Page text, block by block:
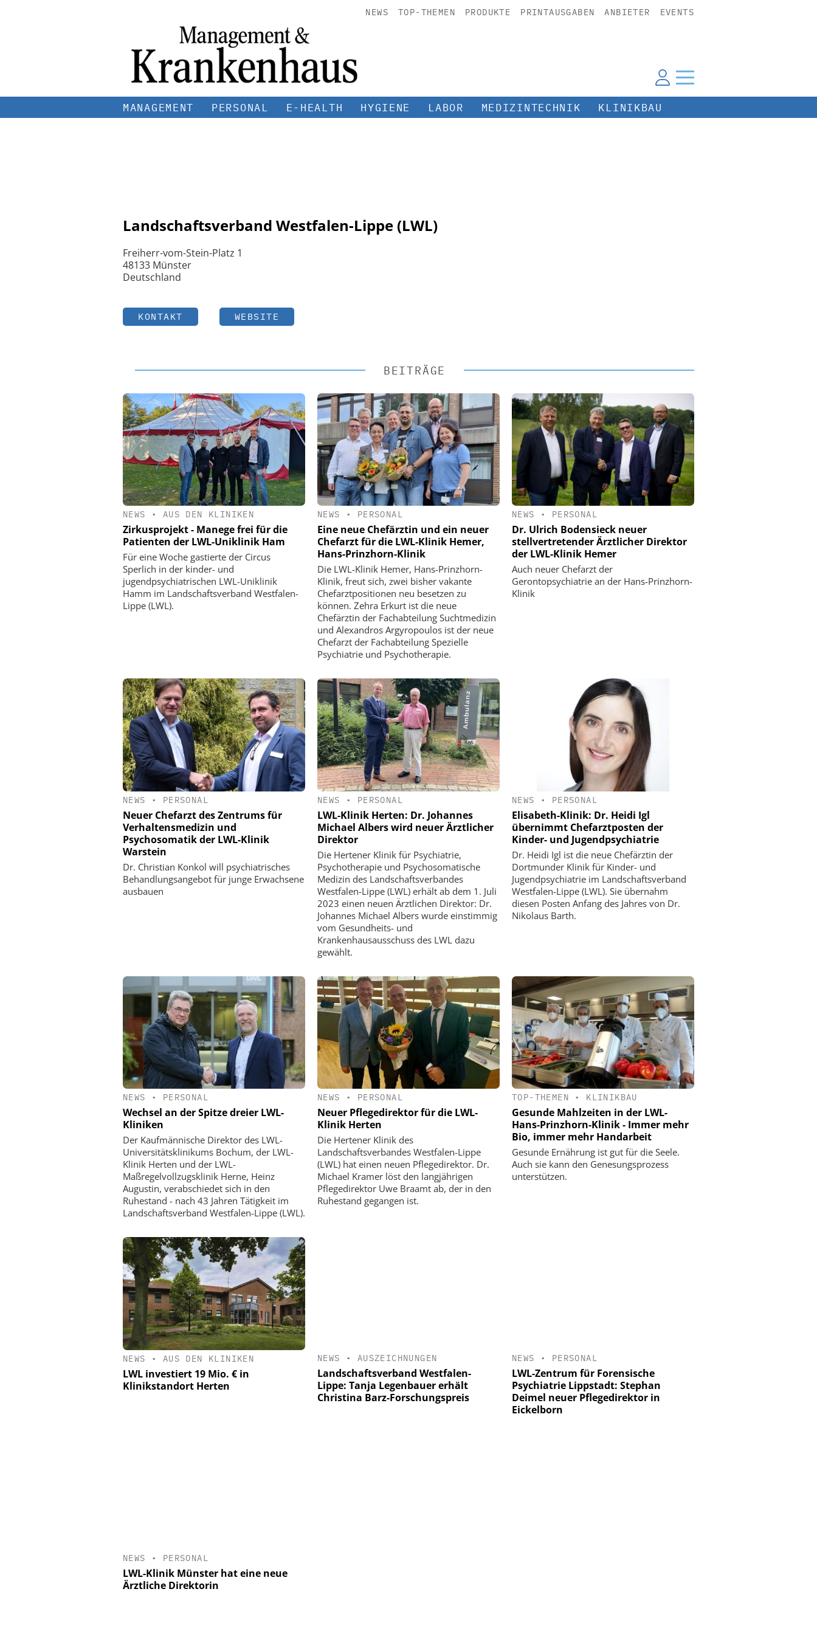
NEWS TOP-THEMEN PRODUKTE PRINTAUSGABEN ANBIETER EVENTS
MANAGEMENT PERSONAL E-HEALTH HYGIENE LABOR MEDIZINTECHNIK KLINIKBAU
Landschaftsverband Westfalen-Lippe (LWL)
Freiherr-vom-Stein-Platz 1
48133 Münster
Deutschland
KONTAKT WEBSITE
BEITRÄGE
NEWS • AUS DEN KLINIKEN
Zirkusprojekt - Manege frei für die
Patienten der LWL-Uniklinik Ham
Für eine Woche gastierte der Circus
Sperlich in der kinder- und
jugendpsychiatrischen LWL-Uniklinik
Hamm im Landschaftsverband Westfalen-
Lippe (LWL).
NEWS • PERSONAL
Eine neue Chefärztin und ein neuer
Chefarzt für die LWL-Klinik Hemer,
Hans-Prinzhorn-Klinik
Die LWL-Klinik Hemer, Hans-Prinzhorn-
Klinik, freut sich, zwei bisher vakante
Chefarztpositionen neu besetzen zu
können. Zehra Erkurt ist die neue
Chefärztin der Fachabteilung Suchtmedizin
und Alexandros Argyropoulos ist der neue
Chefarzt der Fachabteilung Spezielle
Psychiatrie und Psychotherapie.
NEWS • PERSONAL
Dr. Ulrich Bodensieck neuer
stellvertretender Ärztlicher Direktor
der LWL-Klinik Hemer
Auch neuer Chefarzt der
Gerontopsychiatrie an der Hans-Prinzhorn-
Klinik
NEWS • PERSONAL
Neuer Chefarzt des Zentrums für
Verhaltensmedizin und
Psychosomatik der LWL-Klinik
Warstein
Dr. Christian Konkol will psychiatrisches
Behandlungsangebot für junge Erwachsene
ausbauen
NEWS • PERSONAL
LWL-Klinik Herten: Dr. Johannes
Michael Albers wird neuer Ärztlicher
Direktor
Die Hertener Klinik für Psychiatrie,
Psychotherapie und Psychosomatische
Medizin des Landschaftsverbandes
Westfalen-Lippe (LWL) erhält ab dem 1. Juli
2023 einen neuen Ärztlichen Direktor: Dr.
Johannes Michael Albers wurde einstimmig
vom Gesundheits- und
Krankenhausausschuss des LWL dazu
gewählt.
NEWS • PERSONAL
Elisabeth-Klinik: Dr. Heidi Igl
übernimmt Chefarztposten der
Kinder- und Jugendpsychiatrie
Dr. Heidi Igl ist die neue Chefärztin der
Dortmunder Klinik für Kinder- und
Jugendpsychiatrie im Landschaftsverband
Westfalen-Lippe (LWL). Sie übernahm
diesen Posten Anfang des Jahres von Dr.
Nikolaus Barth.
NEWS • PERSONAL
Wechsel an der Spitze dreier LWL-
Kliniken
Der Kaufmännische Direktor des LWL-
Universitätsklinikums Bochum, der LWL-
Klinik Herten und der LWL-
Maßregelvollzugsklinik Herne, Heinz
Augustin, verabschiedet sich in den
Ruhestand - nach 43 Jahren Tätigkeit im
Landschaftsverband Westfalen-Lippe (LWL).
NEWS • PERSONAL
Neuer Pflegedirektor für die LWL-
Klinik Herten
Die Hertener Klinik des
Landschaftsverbandes Westfalen-Lippe
(LWL) hat einen neuen Pflegedirektor. Dr.
Michael Kramer löst den langjährigen
Pflegedirektor Uwe Braamt ab, der in den
Ruhestand gegangen ist.
TOP-THEMEN • KLINIKBAU
Gesunde Mahlzeiten in der LWL-
Hans-Prinzhorn-Klinik - Immer mehr
Bio, immer mehr Handarbeit
Gesunde Ernährung ist gut für die Seele.
Auch sie kann den Genesungsprozess
unterstützen.
NEWS • AUS DEN KLINIKEN
LWL investiert 19 Mio. € in
Klinikstandort Herten
NEWS • AUSZEICHNUNGEN
Landschaftsverband Westfalen-
Lippe: Tanja Legenbauer erhält
Christina Barz-Forschungspreis
NEWS • PERSONAL
LWL-Zentrum für Forensische
Psychiatrie Lippstadt: Stephan
Deimel neuer Pflegedirektor in
Eickelborn
NEWS • PERSONAL
LWL-Klinik Münster hat eine neue
Ärztliche Direktorin